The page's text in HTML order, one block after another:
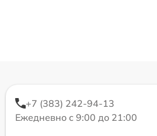
+7 (383) 242-94-13
Ежедневно с 9:00 до 21:00